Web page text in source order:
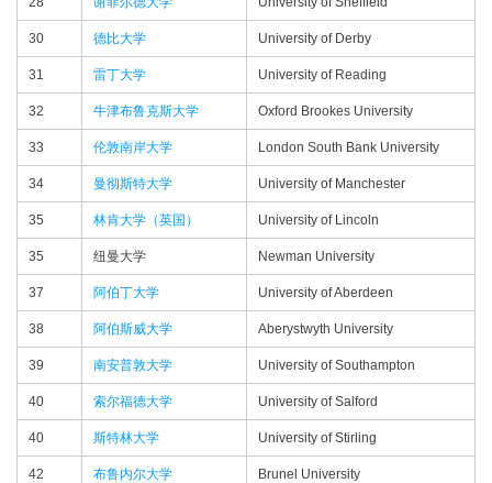
30 德比大学 University of Derby
31 雷丁大学 University of Reading
32 牛津布鲁克斯大学 Oxford Brookes University
33 伦敦南岸大学 London South Bank University
34 曼彻斯特大学 University of Manchester
35 林肯大学（英国） University of Lincoln
35 纽曼大学 Newman University
37 阿伯丁大学 University of Aberdeen
38 阿伯斯威大学 Aberystwyth University
39 南安普敦大学 University of Southampton
40 索尔福德大学 University of Salford
40 斯特林大学 University of Stirling
42 布鲁内尔大学 Brunel University